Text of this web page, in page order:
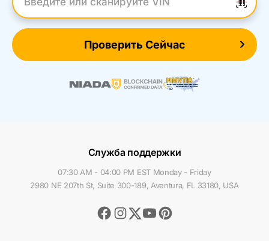
Введите VIN
Проверить Сейчас
Служба поддержки
07:30 AM - 04:00 PM EST Monday - Friday
2980 NE 207th St, Suite 300-189, Aventura, FL 33180, USA
Facebook
Instagram
TwitterYoutubePinterest